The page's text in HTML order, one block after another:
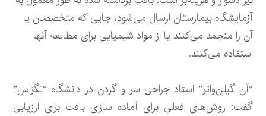
آزمایشگاه بیمارستان ارسال می‌شود، جایی که متخصصان یا
آن را منجمد می‌کنند یا از مواد شیمیایی برای مطالعه آنها
استفاده می‌کنند.
“آن گیلن‌واتر” استاد جراحی سر و گردن در دانشگاه “تگزاس”
گفت: روش‌های فعلی برای آماده سازی بافت برای ارزیابی